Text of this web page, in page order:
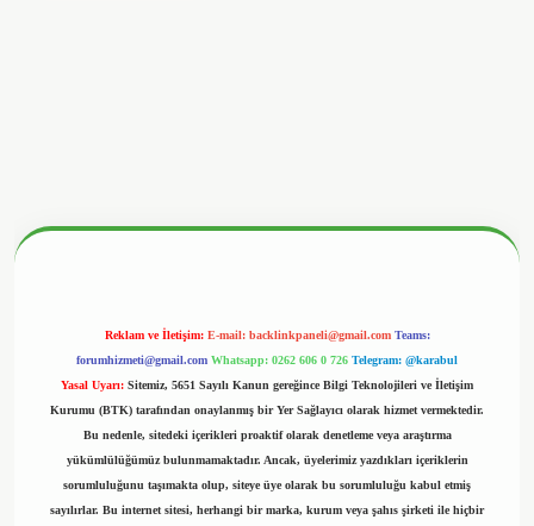
Reklam ve İletişim: E-mail: backlinkpaneli@gmail.com Teams:
forumhizmeti@gmail.com Whatsapp: 0262 606 0 726 Telegram: @karabul
Yasal Uyarı: Sitemiz, 5651 Sayılı Kanun gereğince Bilgi Teknolojileri ve İletişim
Kurumu (BTK) tarafından onaylanmış bir Yer Sağlayıcı olarak hizmet vermektedir.
Bu nedenle, sitedeki içerikleri proaktif olarak denetleme veya araştırma
yükümlülüğümüz bulunmamaktadır. Ancak, üyelerimiz yazdıkları içeriklerin
sorumluluğunu taşımakta olup, siteye üye olarak bu sorumluluğu kabul etmiş
sayılırlar. Bu internet sitesi, herhangi bir marka, kurum veya şahıs şirketi ile hiçbir